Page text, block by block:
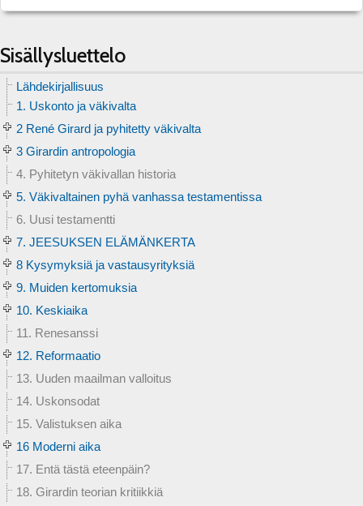
Sisällysluettelo
Lähdekirjallisuus
1. Uskonto ja väkivalta
2 René Girard ja pyhitetty väkivalta
3 Girardin antropologia
4. Pyhitetyn väkivallan historia
5. Väkivaltainen pyhä vanhassa testamentissa
6. Uusi testamentti
7. JEESUKSEN ELÄMÄNKERTA
8 Kysymyksiä ja vastausyrityksiä
9. Muiden kertomuksia
10. Keskiaika
11. Renesanssi
12. Reformaatio
13. Uuden maailman valloitus
14. Uskonsodat
15. Valistuksen aika
16 Moderni aika
17. Entä tästä eteenpäin?
18. Girardin teorian kritiikkiä